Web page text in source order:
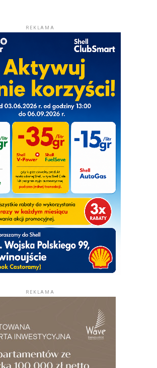
REKLAMA
REKLAMA